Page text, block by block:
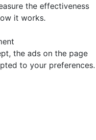
the effectiveness
it works.
the ads on the page
to your preferences.